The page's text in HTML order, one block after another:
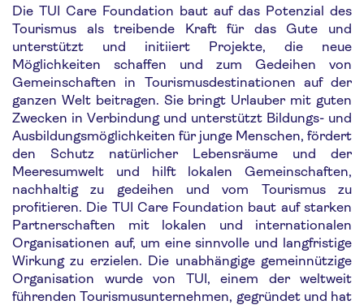
Die TUI Care Foundation baut auf das Potenzial des
Tourismus als treibende Kraft für das Gute und
unterstützt und initiiert Projekte, die neue
Möglichkeiten schaffen und zum Gedeihen von
Gemeinschaften in Tourismusdestinationen auf der
ganzen Welt beitragen. Sie bringt Urlauber mit guten
Zwecken in Verbindung und unterstützt Bildungs- und
Ausbildungsmöglichkeiten für junge Menschen, fördert
den Schutz natürlicher Lebensräume und der
Meeresumwelt und hilft lokalen Gemeinschaften,
nachhaltig zu gedeihen und vom Tourismus zu
profitieren. Die TUI Care Foundation baut auf starken
Partnerschaften mit lokalen und internationalen
Organisationen auf, um eine sinnvolle und langfristige
Wirkung zu erzielen. Die unabhängige gemeinnützige
Organisation wurde von TUI, einem der weltweit
führenden Tourismusunternehmen, gegründet und hat